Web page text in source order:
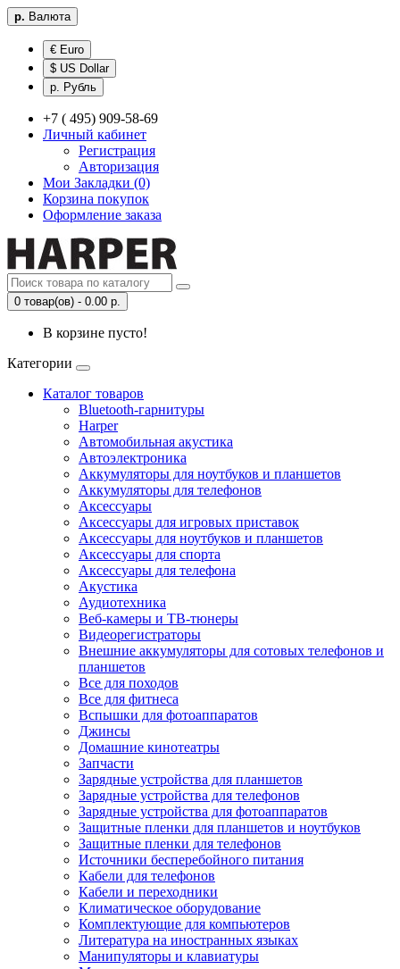
р. Валюта
€ Euro
$ US Dollar
р. Рубль
+7 ( 495) 909-58-69
Личный кабинет
Регистрация
Авторизация
Мои Закладки (0)
Корзина покупок
Оформление заказа
0 товар(ов) - 0.00 р.
В корзине пусто!
Категории
Каталог товаров
Bluetooth-гарнитуры
Harper
Автомобильная акустика
Автоэлектроника
Аккумуляторы для ноутбуков и планшетов
Аккумуляторы для телефонов
Аксессуары
Аксессуары для игровых приставок
Аксессуары для ноутбуков и планшетов
Аксессуары для спорта
Аксессуары для телефона
Акустика
Аудиотехника
Веб-камеры и ТВ-тюнеры
Видеорегистраторы
Внешние аккумуляторы для сотовых телефонов и
планшетов
Все для походов
Все для фитнеса
Вспышки для фотоаппаратов
Джинсы
Домашние кинотеатры
Запчасти
Зарядные устройства для планшетов
Зарядные устройства для телефонов
Зарядные устройства для фотоаппаратов
Защитные пленки для планшетов и ноутбуков
Защитные пленки для телефонов
Источники бесперебойного питания
Кабели для телефонов
Кабели и переходники
Климатическое оборудование
Комплектующие для компьютеров
Литература на иностранных языках
Манипуляторы и клавиатуры